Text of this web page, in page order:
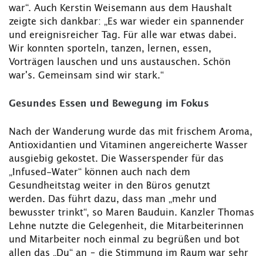
war“. Auch Kerstin Weisemann aus dem Haushalt
zeigte sich dankbar: „Es war wieder ein spannender
und ereignisreicher Tag. Für alle war etwas dabei.
Wir konnten sporteln, tanzen, lernen, essen,
Vorträgen lauschen und uns austauschen. Schön
war's. Gemeinsam sind wir stark.“
Gesundes Essen und Bewegung im Fokus
Nach der Wanderung wurde das mit frischem Aroma,
Antioxidantien und Vitaminen angereicherte Wasser
ausgiebig gekostet. Die Wasserspender für das
„Infused-Water“ können auch nach dem
Gesundheitstag weiter in den Büros genutzt
werden. Das führt dazu, dass man „mehr und
bewusster trinkt“, so Maren Bauduin. Kanzler Thomas
Lehne nutzte die Gelegenheit, die Mitarbeiterinnen
und Mitarbeiter noch einmal zu begrüßen und bot
allen das „Du“ an – die Stimmung im Raum war sehr